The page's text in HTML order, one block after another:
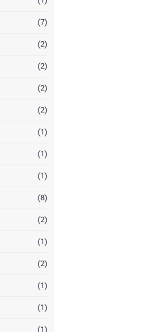
(7)
(2)
(2)
(2)
(2)
(1)
(1)
(1)
(8)
(2)
(1)
(2)
(1)
(1)
(1)